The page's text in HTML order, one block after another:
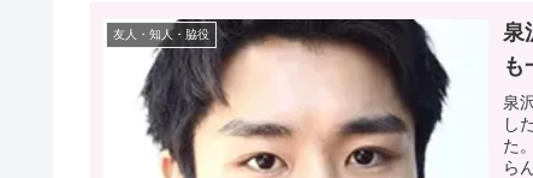
友人・知人・脇役
泉
も
泉
し
た
ら